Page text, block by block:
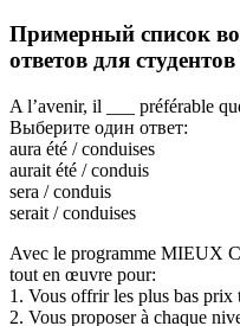
Примерный список
ответов для
A l’avenir, il ___ préférable
Выберите один ответ:
aura été / conduises
aurait été / conduis
sera / conduis
serait / conduises
Avec le programme MIEUX
tout en œuvre pour:
1. Vous offrir les plus bas prix
2. Vous proposer à chaque